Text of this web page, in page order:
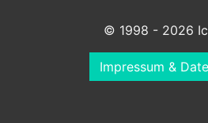
© 1998 - 2026
Impressum &